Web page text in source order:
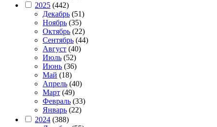
2025 (442)
Декабрь (51)
Ноябрь (35)
Октябрь (22)
Сентябрь (44)
Август (40)
Июль (52)
Июнь (36)
Май (18)
Апрель (40)
Март (49)
Февраль (33)
Январь (22)
2024 (388)